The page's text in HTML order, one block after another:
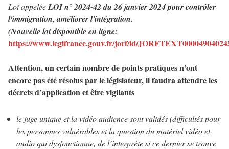
Loi appeléeLOI n° 2024-42 du 26 janvier 2024 pour contrôler
l'immigration, améliorer l'intégration.
(Nouvelle loi disponible en ligne:
https://www.legifrance.gouv.fr/jorf/id/
Attention, un certain nombre de points pratiques n’ont
encore pas été résolus par le législateur, il faudra attendre les
décrets d’application et être vigilants
le juge unique et la vidéo audience sont validés (difficultés pour
les personnes vulnérables et la question du matériel vidéo et
audio qui dysfonctionne, de l’interprète si ce dernier se trouve